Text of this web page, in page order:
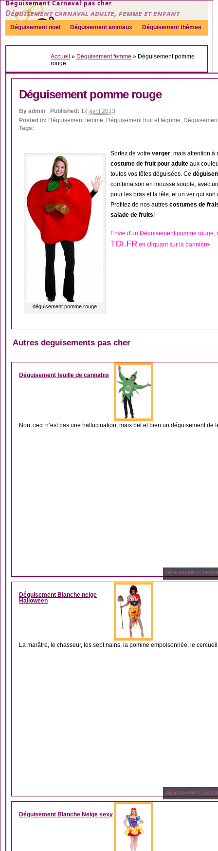
Déguisement Carnaval pas cher
Déguisement carnaval adulte, femme et enfant
Déguisement noel Déguisement animaux Déguisement thèmes
Sexy Déguisement couple Déguisements par genre Idées
Accueil » Déguisement femme » Déguisement pomme
rouge
Déguisement pomme rouge
By admin Published: 12 avril 2013
Posted in: Déguisement femme, Déguisement fruit et légume,
Tags:
déguisement pomme rouge
Sortez de votre verger, mais attention
costume de fruit pour adulte aux
toutes vos fêtes déguisées. Ce
combinaison en mousse souple, avec
pour les bras et la tête, et un ver qui
Profitez de nos autres costumes de
salade de fruits!
Envie d'un Déguisement pomme
TOI.FR en cliquant sur la bannière
Autres deguisements pas cher
DÉGUISEMENT
Déguisement feuille de cannabis
Non, ceci n’est pas une hallucination, mais bel et bien un déguisement de
DÉGUISEMENT
Déguisement Blanche neige
Halloween
La marâtre, le chasseur, les sept nains, la pomme empoisonnée, le
DÉGUISEMENT
Déguisement Blanche Neige sexy